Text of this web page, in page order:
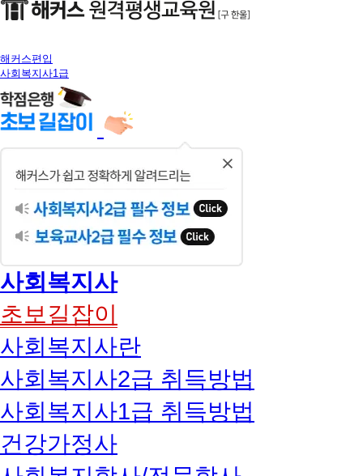
해커스편입
사회복지사1급
사회복지사
초보길잡이
사회복지사란
사회복지사2급 취득방법
사회복지사1급 취득방법
건강가정사